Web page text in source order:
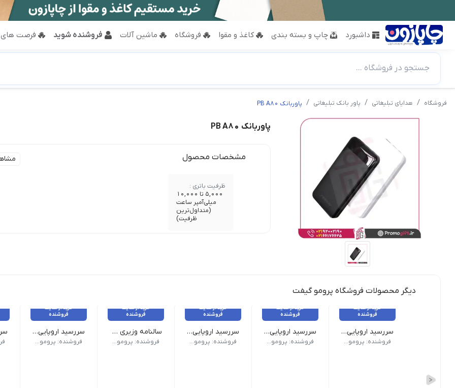
داشبورد چاپ و بسته بندی کاغذ و مقوا فروشگاه ماشین آلات فروشنده شوید فرصت
جستجو در فروشگاه ...
فروشگاه هدایای تبلیغاتی پاور بانک تبلیغاتی پاوربانک PB A80
پاوربانک PB A80
مشخصات محصول
ظرفیت باتری :
5,000 تا 10,000
میلی‌آمپر ساعت
(متداول‌ترین
ظرفیت)
دیگر محصولات فروشگاه پرومو گیفت
خرید از سایت
فروشنده
سررسید اروپایی کد 309
نوع سررسید (سالنامه) اروپایی | ابعاد 13.5×22 | صفحات روزشمار (جمعه مشترک) | صفحات داخلی دو رنگ
فروشنده: پرومو گیفت
خرید از سایت
فروشنده
سررسید اروپایی کد 308
نوع سررسید (سالنامه) اروپایی | ابعاد 13.5×22 | صفحات روزشمار (جمعه مشترک) | صفحات داخلی دو رنگ
فروشنده: پرومو گیفت
خرید از سایت
فروشنده
سررسید اروپایی کد 306
نوع سررسید (سالنامه) اروپایی | ابعاد 13.5×22 | صفحات روزشمار (جمعه مشترک) | صفحات داخلی دو رنگ
فروشنده: پرومو گیفت
خرید از سایت
فروشنده
سالنامه وزیری کد 125
وع سررسید (سالنامه) وزیری | ابعاد 17×24 صفحات روزشمار (جمعه مشترک) | صفحات داخلی دو رنگ صحافی دوخت | جلد چرم دو تکه تنوع چاپ نقره کوب, حک لیزر, داغی, طلا کوب | رنگبندی طبق تصویر
فروشنده: پرومو گیفت
خرید از سایت
فروشنده
سررسید اروپایی کد 303
نوع سررسید (سالنامه) اروپایی | ابعاد 13.5×22 | صفحات روزشمار (جمعه
فروشنده: پرومو گیفت
نوع